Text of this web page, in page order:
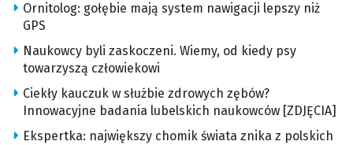
Ornitolog: gołębie mają system nawigacji lepszy niż
GPS
Naukowcy byli zaskoczeni. Wiemy, od kiedy psy
towarzyszą człowiekowi
Ciekły kauczuk w służbie zdrowych zębów?
Innowacyjne badania lubelskich naukowców [ZDJĘCIA]
Ekspertka: największy chomik świata znika z polskich